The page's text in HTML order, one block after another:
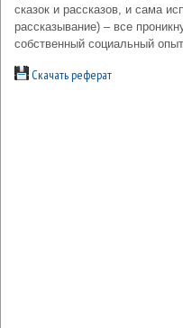
сказок и рассказов, и сама
рассказывание) – все
собственный социальный
Скачать реферат